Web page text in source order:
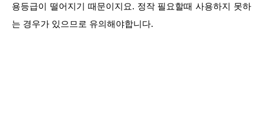
용등급이 떨어지기 때문이지요. 정작 필요할때 사용하지 못하
는 경우가 있으므로 유의해야합니다.